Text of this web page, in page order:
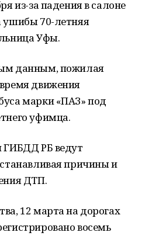
из-за падения в салоне
ушибы 70-летняя
Уфы.
данным, пожилая
движения
марки «ПАЗ» под
уфимца.
ГИБДД РБ ведут
причины и
ДТП.
12 марта на дорогах
восемь